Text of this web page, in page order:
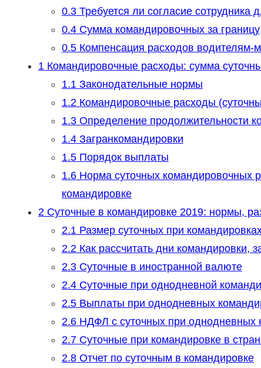
0.3Требуется ли согласие сотрудника
0.4Сумма командировочных за границу
0.5Компенсация расходов водителям-
1Командировочные расходы: сумма
1.1Законодательные нормы
1.2Командировочные расходы
1.3Определение продолжительности
1.4Загранкомандировки
1.5Порядок выплаты
1.6Норма суточных командировочных
командировке
2Суточные в командировке 2019: нормы,
2.1Размер суточных при
2.2Как рассчитать дни командировки,
2.3Суточные в иностранной валюте
2.4Суточные при однодневной
2.5Выплаты при однодневных
2.6НДФЛ с суточных при однодневных
2.7Суточные при командировке в
2.8Отчет по суточным в командировке